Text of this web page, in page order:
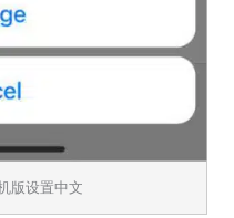
版设置中文